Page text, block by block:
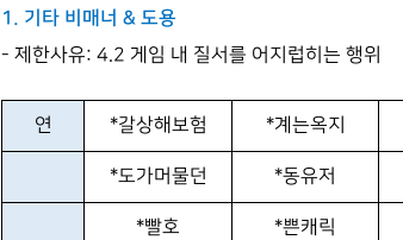
1. 기타 비매너 & 도용
- 제한사유: 4.2 게임 내 질서를 어지럽히는 행위
연 *갈상해보험 *계는옥지
*도가머물던 *동유저
*빨호 *쁜캐릭